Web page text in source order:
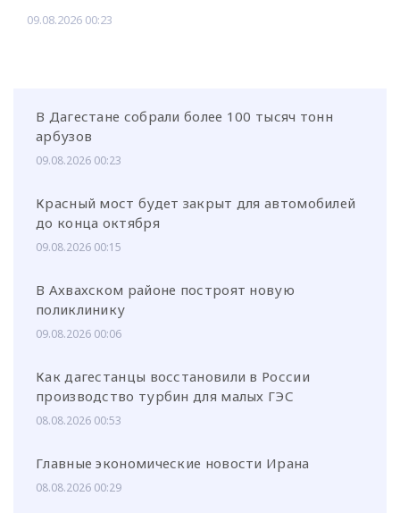
09.08.2026 00:23
В Дагестане собрали более 100 тысяч тонн
арбузов
09.08.2026 00:23
Красный мост будет закрыт для автомобилей
до конца октября
09.08.2026 00:15
В Ахвахском районе построят новую
поликлинику
09.08.2026 00:06
Как дагестанцы восстановили в России
производство турбин для малых ГЭС
08.08.2026 00:53
Главные экономические новости Ирана
08.08.2026 00:29